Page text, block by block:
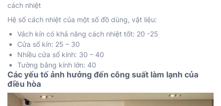
cách nhiệt
Hệ số cách nhiệt của một số đồ dùng, vật liệu:
Vách kín có khả năng cách nhiệt tốt: 20 -25
Cửa sổ kín: 25 – 30
Nhiều cửa sổ kính: 30 – 40
Tường bằng kính lớn: 40
Các yếu tố ảnh hưởng đến công suất làm lạnh của
điều hòa